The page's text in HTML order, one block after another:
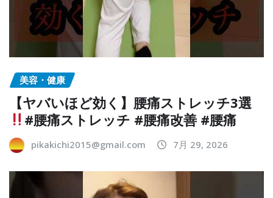
美容・健康
【ヤバいほど効く】腰痛ストレッチ3選
#腰痛ストレッチ #腰痛改善 #腰痛
pikakichi2015@gmail.com 7月 29, 2026